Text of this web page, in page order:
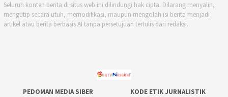
Seluruh konten berita di situs web ini dilindungi hak cipta. Dilarang menyalin,
mengutip secara utuh, memodifikasi, maupun mengolah isi berita menjadi
artikel atau berita berbasis AI tanpa persetujuan tertulis dari redaksi.
PEDOMAN MEDIA SIBER KODE ETIK JURNALISTIK